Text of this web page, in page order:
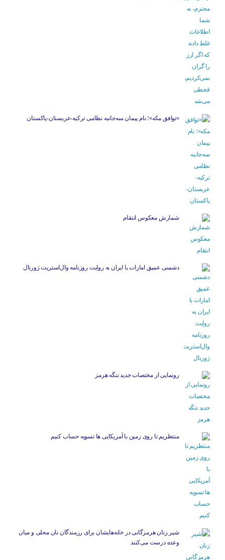
«توافق مکه»؛ نام پیمان سه‌جانبه نظامی ترکیه-عربستان-پاکستان
شمارش معکوس انتقام
دشمنی عمیق امارات با ایران به روایت روزنامه وال‌استریت ژورنال
رونمایی از مختصات جدید تنگه هرمز
منتظریم تا روی زمین با آمریکایی ها تسویه حساب کنیم
شیر زنان هرمزگانی در خانه‌هایشان برای رزمندگان نان محلی و میان
وعده درست می‌کنند